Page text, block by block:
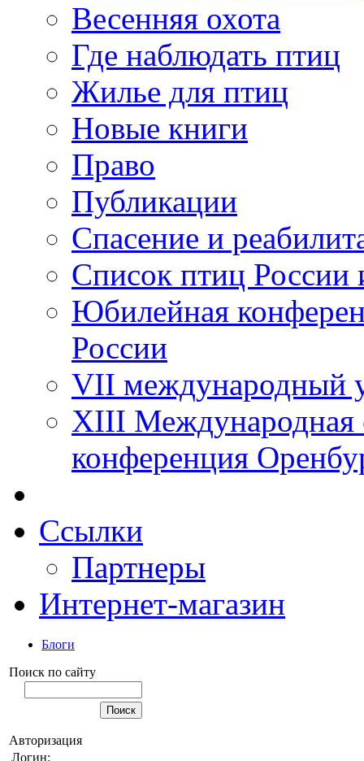
Весенняя охота
Где наблюдать птиц
Жилье для птиц
Новые книги
Право
Публикации
Спасение и
Список птиц России
Юбилейная
России
VII международный
XIII Международная
конференция
Ссылки
Партнеры
Интернет-магазин
Блоги
Поиск по сайту
Авторизация
Логин: